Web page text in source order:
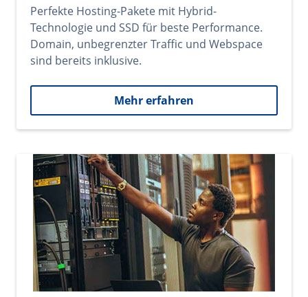
Perfekte Hosting-Pakete mit Hybrid-
Technologie und SSD für beste Performance.
Domain, unbegrenzter Traffic und Webspace
sind bereits inklusive.
Mehr erfahren